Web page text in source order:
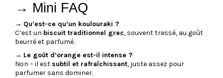
→ Mini FAQ
→ Qu’est-ce qu’un koulouraki ?
C’est un biscuit traditionnel grec, souvent tressé, au goût
beurré et parfumé.
→ Le goût d’orange est-il intense ?
Non – il est subtil et rafraîchissant, juste assez pour
parfumer sans dominer.